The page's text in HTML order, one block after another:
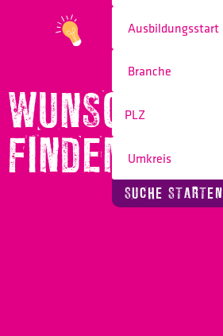
WUNSCHBERUF
FINDEN!
SUCHE STARTEN